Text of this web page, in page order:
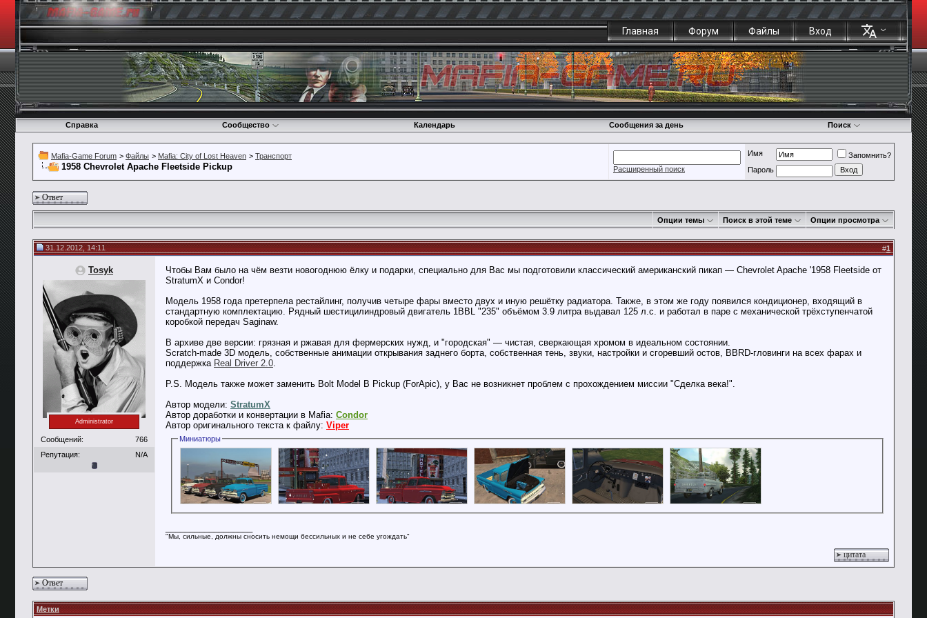
Главная Форум Файлы Вход
Справка Сообщество Календарь Сообщения за день Поиск
Mafia-Game Forum > Файлы > Mafia: City of Lost Heaven > Транспорт
1958 Chevrolet Apache Fleetside Pickup Расширенный поиск
Имя
Запомнить?
Пароль
Ответ
Опции темы Поиск в этой теме Опции просмотра
31.12.2012, 14:11 #1
Tosyk
Administrator
Сообщений:
766
Репутация:
N/A
Чтобы Вам было на чём везти новогоднюю ёлку и подарки, специально для Вас мы подготовили классический американский пикап — Chevrolet Apache '1958 Fleetside от
StratumX и Condor!
Модель 1958 года претерпела рестайлинг, получив четыре фары вместо двух и иную решётку радиатора. Также, в этом же году появился кондиционер, входящий в
стандартную комплектацию. Рядный шестицилиндровый двигатель 1BBL "235" объёмом 3.9 литра выдавал 125 л.с. и работал в паре с механической трёхступенчатой
коробкой передач Saginaw.
В архиве две версии: грязная и ржавая для фермерских нужд, и "городская" — чистая, сверкающая хромом в идеальном состоянии.
Scratch-made 3D модель, собственные анимации открывания заднего борта, собственная тень, звуки, настройки и сгоревший остов, BBRD-гловинги на всех фарах и
поддержка Real Driver 2.0.
P.S. Модель также может заменить Bolt Model B Pickup (ForApic), у Вас не возникнет проблем с прохождением миссии "Сделка века!".
Автор модели: StratumX
Автор доработки и конвертации в Mafia: Condor
Автор оригинального текста к файлу: Viper
Миниатюры
"Мы, сильные, должны сносить немощи бессильных и не себе угождать"
цитата
Ответ
Метки